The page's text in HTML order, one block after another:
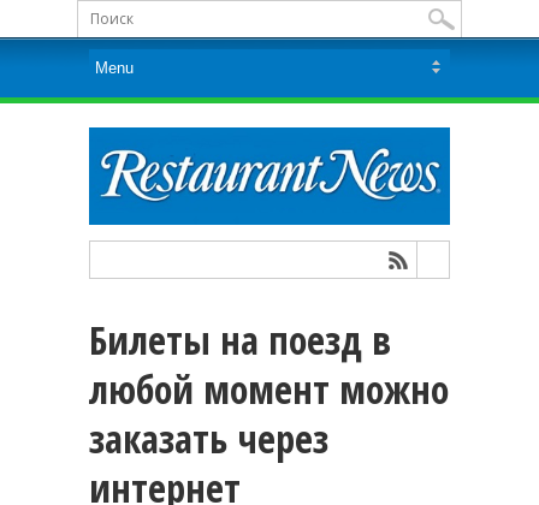
Билеты на поезд в
любой момент можно
заказать через
интернет